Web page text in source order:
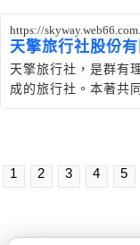
https://
天擎旅行社股份有
天擎旅行社，是群有
成的旅行社。本著共
1 2 3 4 5